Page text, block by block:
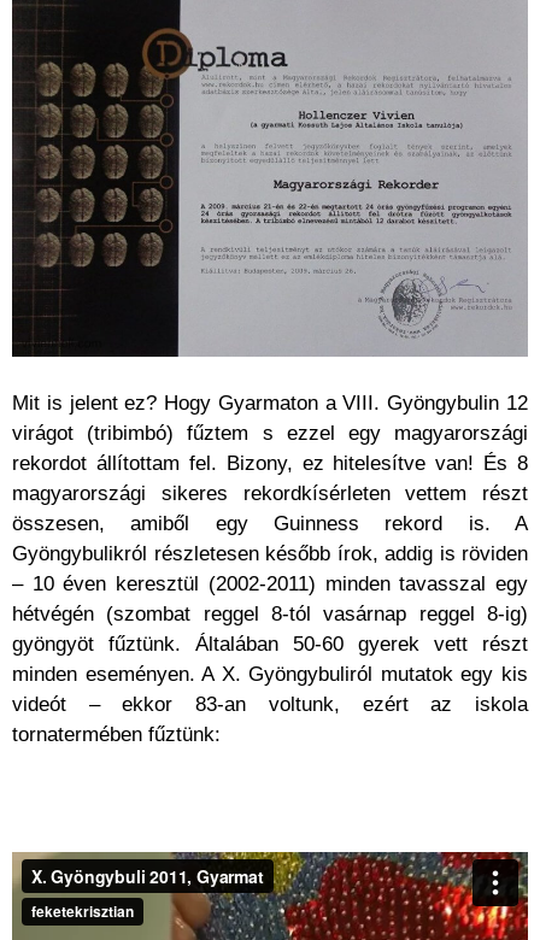
Mit is jelent ez? Hogy Gyarmaton a VIII. Gyöngybulin 12
virágot (tribimbó) fűztem s ezzel egy magyarországi
rekordot állítottam fel. Bizony, ez hitelesítve van! És 8
magyarországi sikeres rekordkísérleten vettem részt
összesen, amiből egy Guinness rekord is. A
Gyöngybulikról részletesen később írok, addig is röviden
– 10 éven keresztül (2002-2011) minden tavasszal egy
hétvégén (szombat reggel 8-tól vasárnap reggel 8-ig)
gyöngyöt fűztünk. Általában 50-60 gyerek vett részt
minden eseményen. A X. Gyöngybuliról mutatok egy kis
videót – ekkor 83-an voltunk, ezért az iskola
tornatermében fűztünk: